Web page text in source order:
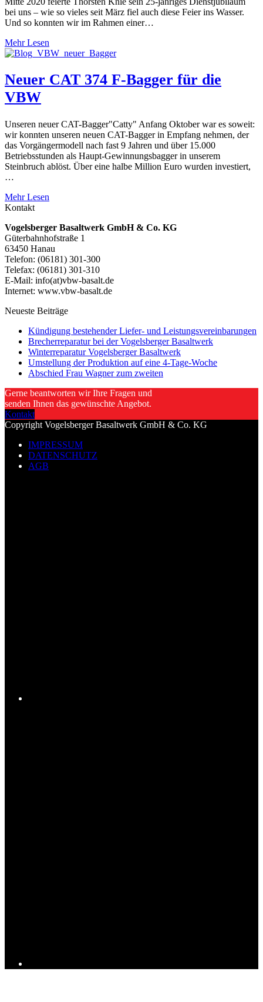
bei uns – wie so vieles seit März fiel auch diese Feier ins Wasser.
Und so konnten wir im Rahmen einer…
Mehr Lesen
Neuer CAT 374 F-Bagger für die
VBW
Unseren neuer CAT-Bagger"Catty" Anfang Oktober war es soweit:
wir konnten unseren neuen CAT-Bagger in Empfang nehmen, der
das Vorgängermodell nach fast 9 Jahren und über 15.000
Betriebsstunden als Haupt-Gewinnungsbagger in unserem
Steinbruch ablöst. Über eine halbe Million Euro wurden investiert,
…
Mehr Lesen
Kontakt
Vogelsberger Basaltwerk GmbH & Co. KG
Güterbahnhofstraße 1
63450 Hanau
Telefon: (06181) 301-300
Telefax: (06181) 301-310
E-Mail: info(at)vbw-basalt.de
Internet: www.vbw-basalt.de
Neueste Beiträge
Kündigung bestehender Liefer- und Leistungsvereinbarungen
Brecherreparatur bei der Vogelsberger Basaltwerk
Winterreparatur Vogelsberger Basaltwerk
Umstellung der Produktion auf eine 4-Tage-Woche
Abschied Frau Wagner zum zweiten
Gerne beantworten wir Ihre Fragen und
senden Ihnen das gewünschte Angebot.
Kontakt
Copyright Vogelsberger Basaltwerk GmbH & Co. KG
IMPRESSUM
DATENSCHUTZ
AGB